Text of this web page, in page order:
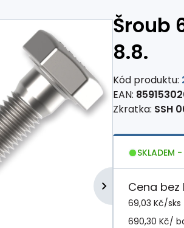
Šroub
8.8.
Kód produktu:
EAN:
Zkratka: SSH
SKLADEM
Cena bez
69,03 Kč/sks
690,30 Kč/